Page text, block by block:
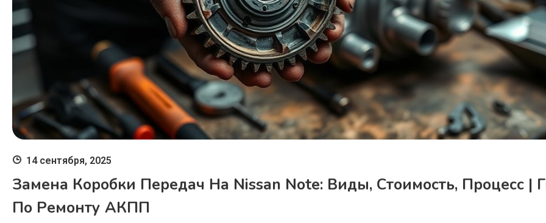
14 сентября, 2025
Замена Коробки Передач На Nissan Note: Виды, Стоимость, Процесс |
По Ремонту АКПП